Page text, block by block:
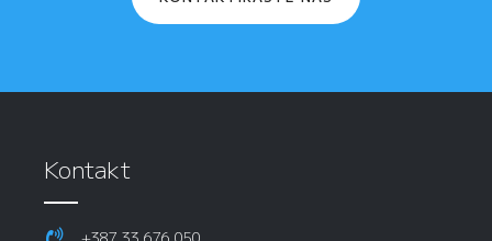
Kontakt